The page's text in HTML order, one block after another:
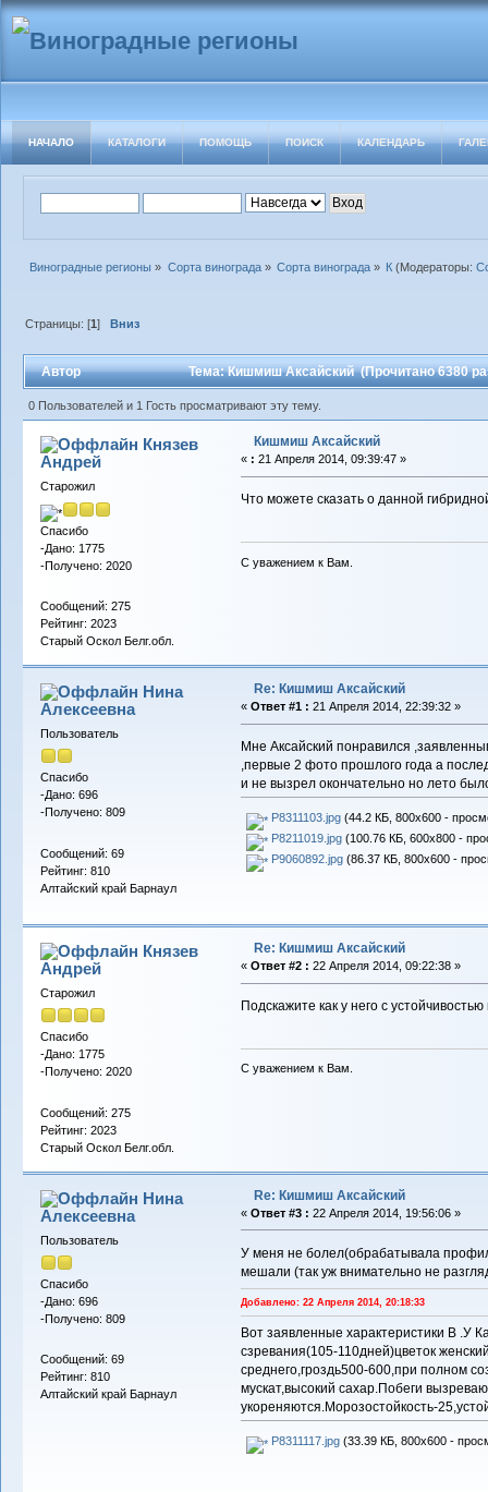
НАЧАЛО КАТАЛОГИ ПОМОЩЬ ПОИСК КАЛЕНДАРЬ
Виноградные регионы » Сорта винограда» Сорта винограда» К (Модераторы:
Страницы: [1] Вниз
Автор Тема: Кишмиш Аксайский (Прочитано 6380
0 Пользователей и 1 Гость просматривают эту тему.
Князев
Андрей
Старожил
Спасибо
-Дано: 1775
-Получено: 2020
Сообщений: 275
Рейтинг: 2023
Старый Оскол Белг.обл.
Кишмиш Аксайский
« : 21 Апреля 2014, 09:39:47 »
Что можете сказать о данной
С уважением к Вам.
Нина
Алексеевна
Пользователь
Спасибо
-Дано: 696
-Получено: 809
Сообщений: 69
Рейтинг: 810
Алтайский край Барнаул
Re: Кишмиш Аксайский
« Ответ #1 : 21 Апреля 2014, 22:39:32 »
Мне Аксайский понравился
,первые 2 фото прошлого года а
и не вызрел окончательно но лето
P8311103.jpg(44.2 КБ, 800x600 -
P8211019.jpg(100.76 КБ, 600x800 -
P9060892.jpg(86.37 КБ, 800x600 -
Князев
Андрей
Старожил
Спасибо
-Дано: 1775
-Получено: 2020
Сообщений: 275
Рейтинг: 2023
Старый Оскол Белг.обл.
Re: Кишмиш Аксайский
« Ответ #2 : 22 Апреля 2014, 09:22:38 »
Подскажите как у него с
С уважением к Вам.
Нина
Алексеевна
Пользователь
Спасибо
-Дано: 696
-Получено: 809
Сообщений: 69
Рейтинг: 810
Алтайский край Барнаул
Re: Кишмиш Аксайский
« Ответ #3 : 22 Апреля 2014, 19:56:06 »
У меня не болел(обрабатывала
мешали (так уж внимательно не
Добавлено: 22 Апреля 2014, 20:18:33
Вот заявленные характеристики В .У
сзревания(105-110дней)цветок
среднего,гроздь500-600,при полном
мускат,высокий сахар.Побеги
укореняются.Морозостойкость-
P8311117.jpg(33.39 КБ, 800x600 -